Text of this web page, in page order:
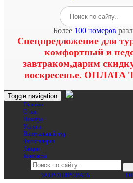
Более 100 номеров
Спецпредложение для
комфортный и
завтраком,дарим
воскресенье.
Toggle navigation
Главная
O нас
Номера
Услуги
Виртуальный тур
Фотогалерея
Акции
Контакты
ЗАБРОНИРОВАТЬ